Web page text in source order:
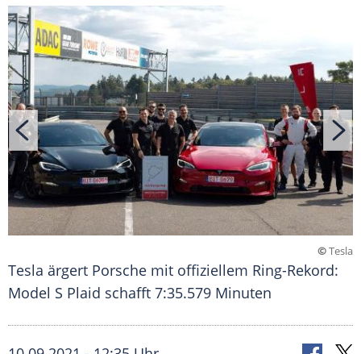
©Tesla
Tesla ärgert Porsche mit offiziellem Ring-Rekord:
Model S Plaid schafft 7:35.579 Minuten